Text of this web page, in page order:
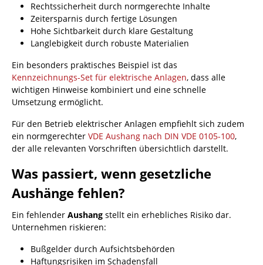
Rechtssicherheit durch normgerechte Inhalte
Zeitersparnis durch fertige Lösungen
Hohe Sichtbarkeit durch klare Gestaltung
Langlebigkeit durch robuste Materialien
Ein besonders praktisches Beispiel ist das
Kennzeichnungs-Set für elektrische Anlagen, dass alle
wichtigen Hinweise kombiniert und eine schnelle
Umsetzung ermöglicht.
Für den Betrieb elektrischer Anlagen empfiehlt sich zudem
ein normgerechter VDE Aushang nach DIN VDE 0105-100,
der alle relevanten Vorschriften übersichtlich darstellt.
Was passiert, wenn gesetzliche
Aushänge fehlen?
Ein fehlender Aushang stellt ein erhebliches Risiko dar.
Unternehmen riskieren:
Bußgelder durch Aufsichtsbehörden
Haftungsrisiken im Schadensfall